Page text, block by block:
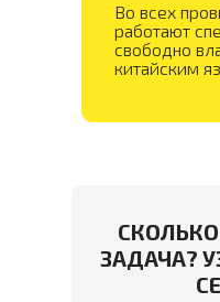
Во всех
работают
свободно
китайским
ЗАДАЧА?
Поиск надежных
поставщиков
Поможем найти
аудит и